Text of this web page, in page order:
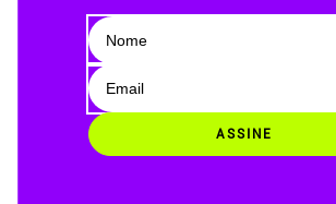
ASSINE